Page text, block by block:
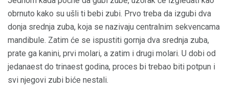
obrnuto kako su ušli ti bebi zubi. Prvo treba da izgubi dva
donja srednja zuba, koja se nazivaju centralnim sekvencama
mandibule. Zatim će se ispustiti gornja dva srednja zuba,
prate ga kanini, prvi molari, a zatim i drugi molari. U dobi od
jedanaest do trinaest godina, proces bi trebao biti potpun i
svi njegovi zubi biće nestali.